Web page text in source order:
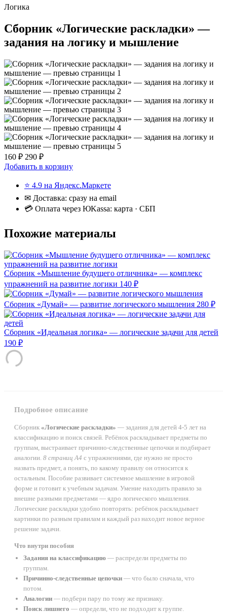
Логика
Сборник «Логические раскладки» —
задания на логику и мышление
160 ₽ 290 ₽
Добавить в корзину
⭐ 4.9 на Яндекс.Маркете
✉ Доставка: сразу на email
💳 Оплата через ЮKassa: карта · СБП
Похожие материалы
Сборник «Мышление будущего отличника» — комплекс
упражнений на развитие логики 140 ₽
Сборник «Думай» — развитие логического мышления 280 ₽
Сборник «Идеальная логика» — логические задачи для детей
190 ₽
Подробное описание
Сборник «Логические раскладки» — задания для детей 4-5 лет на
классификацию и поиск связей. Ребёнок раскладывает предметы по
группам, выстраивает причинно-следственные цепочки и подбирает
аналогии. 8 страниц А4 с упражнениями, где нужно не просто
назвать предмет, а понять, по какому правилу он относится к
остальным. Пособие развивает системное мышление в игровой
форме и готовит к учебным задачам. Умение находить правило за
внешне разными предметами — ядро логического мышления.
Логические раскладки удобно повторять: ребёнок раскладывает
картинки по разным правилам и каждый раз находит новое верное
решение задачи.
Что внутри пособия
Задания на классификацию — распредели предметы по
группам.
Причинно-следственные цепочки — что было сначала, что
потом.
Аналогии — подбери пару по тому же признаку.
Поиск лишнего — определи, что не подходит к группе.